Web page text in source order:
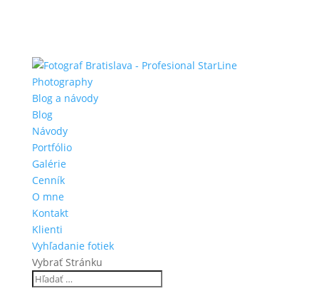
Blog a návody
Blog
Návody
Portfólio
Galérie
Cenník
O mne
Kontakt
Klienti
Vyhľadanie fotiek
Vybrať Stránku